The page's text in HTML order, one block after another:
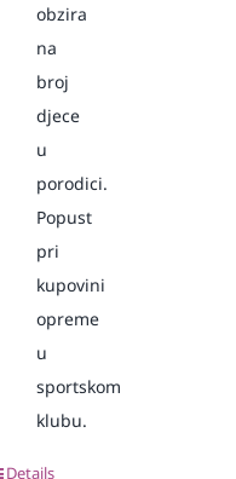
obzira
na
broj
djece
u
porodici.
Popust
pri
kupovini
opreme
u
sportskom
klubu.
Details